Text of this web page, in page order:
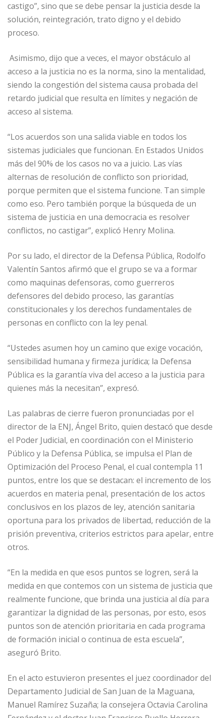
castigo”, sino que se debe pensar la justicia desde la
solución, reintegración, trato digno y el debido
proceso.
Asimismo, dijo que a veces, el mayor obstáculo al
acceso a la justicia no es la norma, sino la mentalidad,
siendo la congestión del sistema causa probada del
retardo judicial que resulta en límites y negación de
acceso al sistema.
“Los acuerdos son una salida viable en todos los
sistemas judiciales que funcionan. En Estados Unidos
más del 90% de los casos no va a juicio. Las vías
alternas de resolución de conflicto son prioridad,
porque permiten que el sistema funcione. Tan simple
como eso. Pero también porque la búsqueda de un
sistema de justicia en una democracia es resolver
conflictos, no castigar”, explicó Henry Molina.
Por su lado, el director de la Defensa Pública, Rodolfo
Valentín Santos afirmó que el grupo se va a formar
como maquinas defensoras, como guerreros
defensores del debido proceso, las garantías
constitucionales y los derechos fundamentales de
personas en conflicto con la ley penal.
“Ustedes asumen hoy un camino que exige vocación,
sensibilidad humana y firmeza jurídica; la Defensa
Pública es la garantía viva del acceso a la justicia para
quienes más la necesitan”, expresó.
Las palabras de cierre fueron pronunciadas por el
director de la ENJ, Ángel Brito, quien destacó que desde
el Poder Judicial, en coordinación con el Ministerio
Público y la Defensa Pública, se impulsa el Plan de
Optimización del Proceso Penal, el cual contempla 11
puntos, entre los que se destacan: el incremento de los
acuerdos en materia penal, presentación de los actos
conclusivos en los plazos de ley, atención sanitaria
oportuna para los privados de libertad, reducción de la
prisión preventiva, criterios estrictos para apelar, entre
otros.
“En la medida en que esos puntos se logren, será la
medida en que contemos con un sistema de justicia que
realmente funcione, que brinda una justicia al día para
garantizar la dignidad de las personas, por esto, esos
puntos son de atención prioritaria en cada programa
de formación inicial o continua de esta escuela”,
aseguró Brito.
En el acto estuvieron presentes el juez coordinador del
Departamento Judicial de San Juan de la Maguana,
Manuel Ramírez Suzaña; la consejera Octavia Carolina